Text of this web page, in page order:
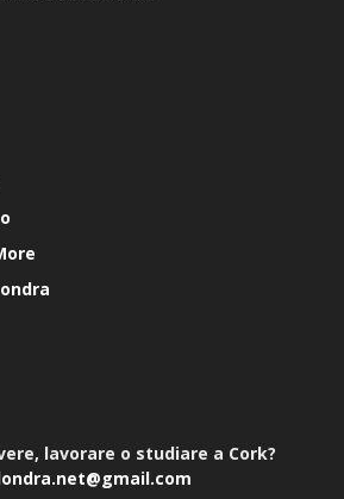
lavorare o studiare a Cork?